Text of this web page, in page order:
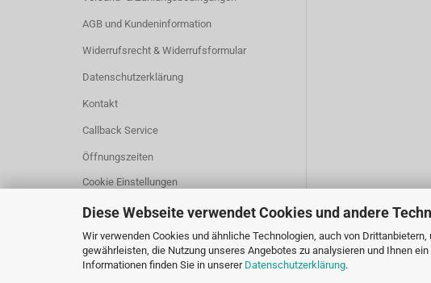
Diese Webseite verwendet Cookies und andere
Wir verwenden Cookies und ähnliche Technologien, auch von
gewährleisten, die Nutzung unseres Angebotes zu analysieren und Ihnen
Informationen finden Sie in unserer Datenschutzerklärung.
AGB und Kundeninformation
Widerrufsrecht & Widerrufsformular
Datenschutzerklärung
Kontakt
Callback Service
Öffnungszeiten
Cookie Einstellungen